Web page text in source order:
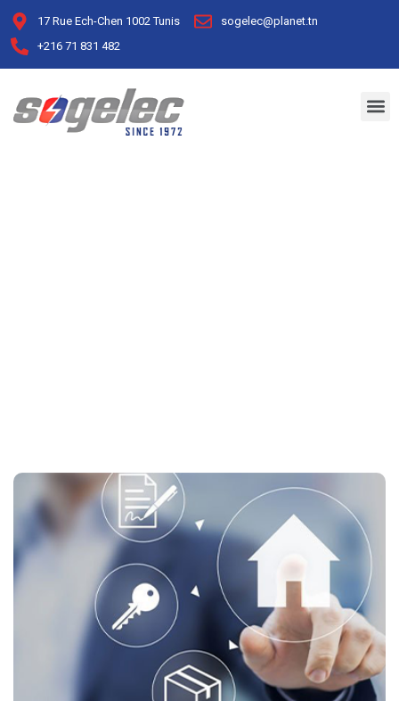
17 Rue Ech-Chen 1002 Tunis
sogelec@planet.tn
+216 71 831 482